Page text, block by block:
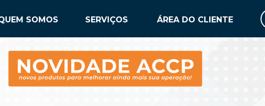
SERVIÇOS ÁREA DO CLIENTE
SOMOS